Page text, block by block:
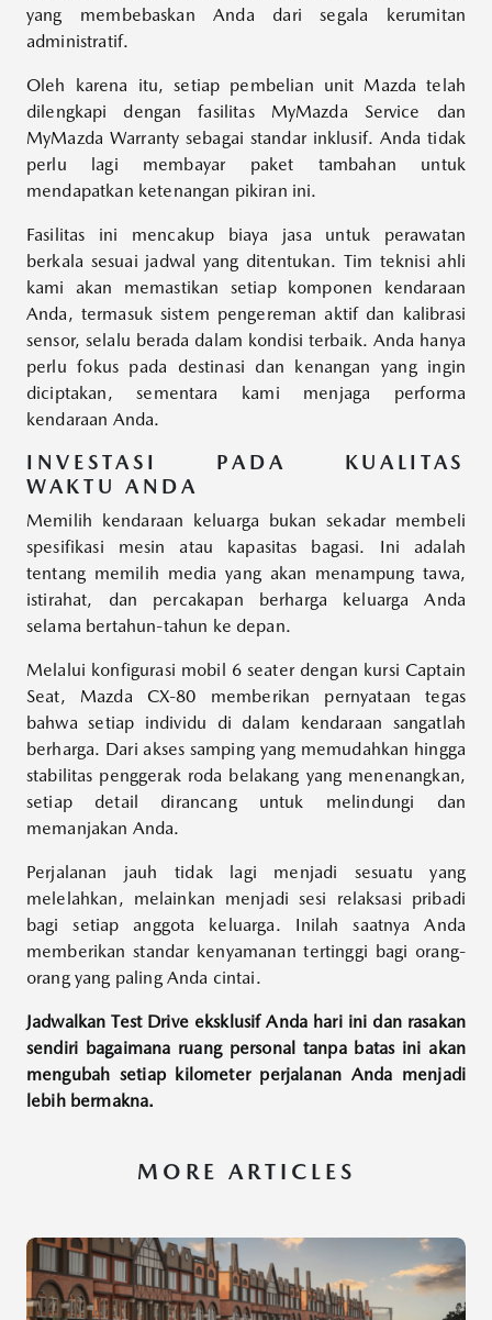
yang membebaskan Anda dari segala kerumitan
administratif.
Oleh karena itu, setiap pembelian unit Mazda telah
dilengkapi dengan fasilitas MyMazda Service dan
MyMazda Warranty sebagai standar inklusif. Anda tidak
perlu lagi membayar paket tambahan untuk
mendapatkan ketenangan pikiran ini.
Fasilitas ini mencakup biaya jasa untuk perawatan
berkala sesuai jadwal yang ditentukan. Tim teknisi ahli
kami akan memastikan setiap komponen kendaraan
Anda, termasuk sistem pengereman aktif dan kalibrasi
sensor, selalu berada dalam kondisi terbaik. Anda hanya
perlu fokus pada destinasi dan kenangan yang ingin
diciptakan, sementara kami menjaga performa
kendaraan Anda.
INVESTASI PADA KUALITAS
WAKTU ANDA
Memilih kendaraan keluarga bukan sekadar membeli
spesifikasi mesin atau kapasitas bagasi. Ini adalah
tentang memilih media yang akan menampung tawa,
istirahat, dan percakapan berharga keluarga Anda
selama bertahun-tahun ke depan.
Melalui konfigurasi mobil 6 seater dengan kursi Captain
Seat, Mazda CX-80 memberikan pernyataan tegas
bahwa setiap individu di dalam kendaraan sangatlah
berharga. Dari akses samping yang memudahkan hingga
stabilitas penggerak roda belakang yang menenangkan,
setiap detail dirancang untuk melindungi dan
memanjakan Anda.
Perjalanan jauh tidak lagi menjadi sesuatu yang
melelahkan, melainkan menjadi sesi relaksasi pribadi
bagi setiap anggota keluarga. Inilah saatnya Anda
memberikan standar kenyamanan tertinggi bagi orang-
orang yang paling Anda cintai.
Jadwalkan Test Drive eksklusif Anda hari ini dan rasakan
sendiri bagaimana ruang personal tanpa batas ini akan
mengubah setiap kilometer perjalanan Anda menjadi
lebih bermakna.
MORE ARTICLES